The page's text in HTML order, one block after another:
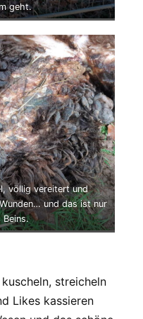
geht.
völlig vereitert und
und das ist nur
Beins.
streicheln
Likes kassieren